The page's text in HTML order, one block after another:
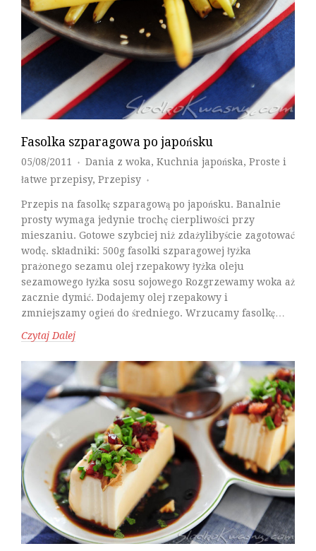
Fasolka szparagowa po japońsku
05/08/2011 ♦ Dania z woka, Kuchnia japońska, Proste i
łatwe przepisy, Przepisy ♦
Przepis na fasolkę szparagową po japońsku. Banalnie
prosty wymaga jedynie trochę cierpliwości przy
mieszaniu. Gotowe szybciej niż zdażylibyście zagotować
wodę. składniki: 500g fasolki szparagowej łyżka
prażonego sezamu olej rzepakowy łyżka oleju
sezamowego łyżka sosu sojowego Rozgrzewamy woka aż
zacznie dymić. Dodajemy olej rzepakowy i
zmniejszamy ogień do średniego. Wrzucamy fasolkę…
Czytaj Dalej